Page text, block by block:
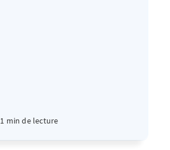
1 min de lecture